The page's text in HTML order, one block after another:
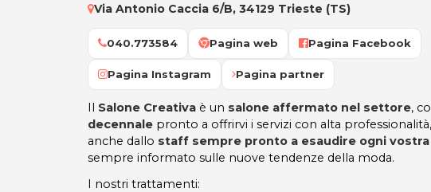
Via Antonio Caccia 6/B, 34129 Trieste (TS)
040.773584 Pagina web Pagina Facebook
Pagina Instagram Pagina partner
Il Salone Creativa è un salone affermato nel settore,
decennale pronto a offrirvi i servizi con alta
anche dallo staff sempre pronto a esaudire ogni
sempre informato sulle nuove tendenze della moda.
I nostri trattamenti: